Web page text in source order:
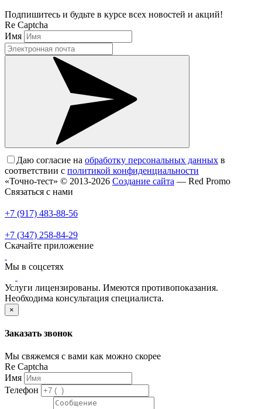
Подпишитесь и будьте в курсе всех новостей и акций!
Re Captcha
Имя
Даю согласие на обработку персональных данных в
соответствии с политикой конфиденциальности
«Точно-тест» © 2013-2026 Создание сайта — Red Promo
Связаться с нами
+7 (917) 483-88-56
+7 (347) 258-84-29
Скачайте приложение
Мы в соцсетях
Услуги лицензированы. Имеются противопоказания.
Необходима консультация специалиста.
×
Заказать звонок
Мы свяжемся с вами как можно скорее
Re Captcha
Имя
Телефон